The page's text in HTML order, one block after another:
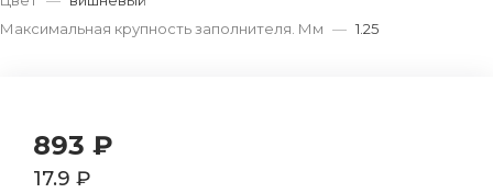
Максимальная крупность заполнителя. Мм — 1.25
893 ₽
17.9 ₽